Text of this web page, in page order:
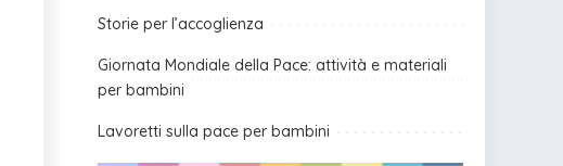
Storie per l’accoglienza
Giornata Mondiale della Pace: attività e materiali
per bambini
Lavoretti sulla pace per bambini